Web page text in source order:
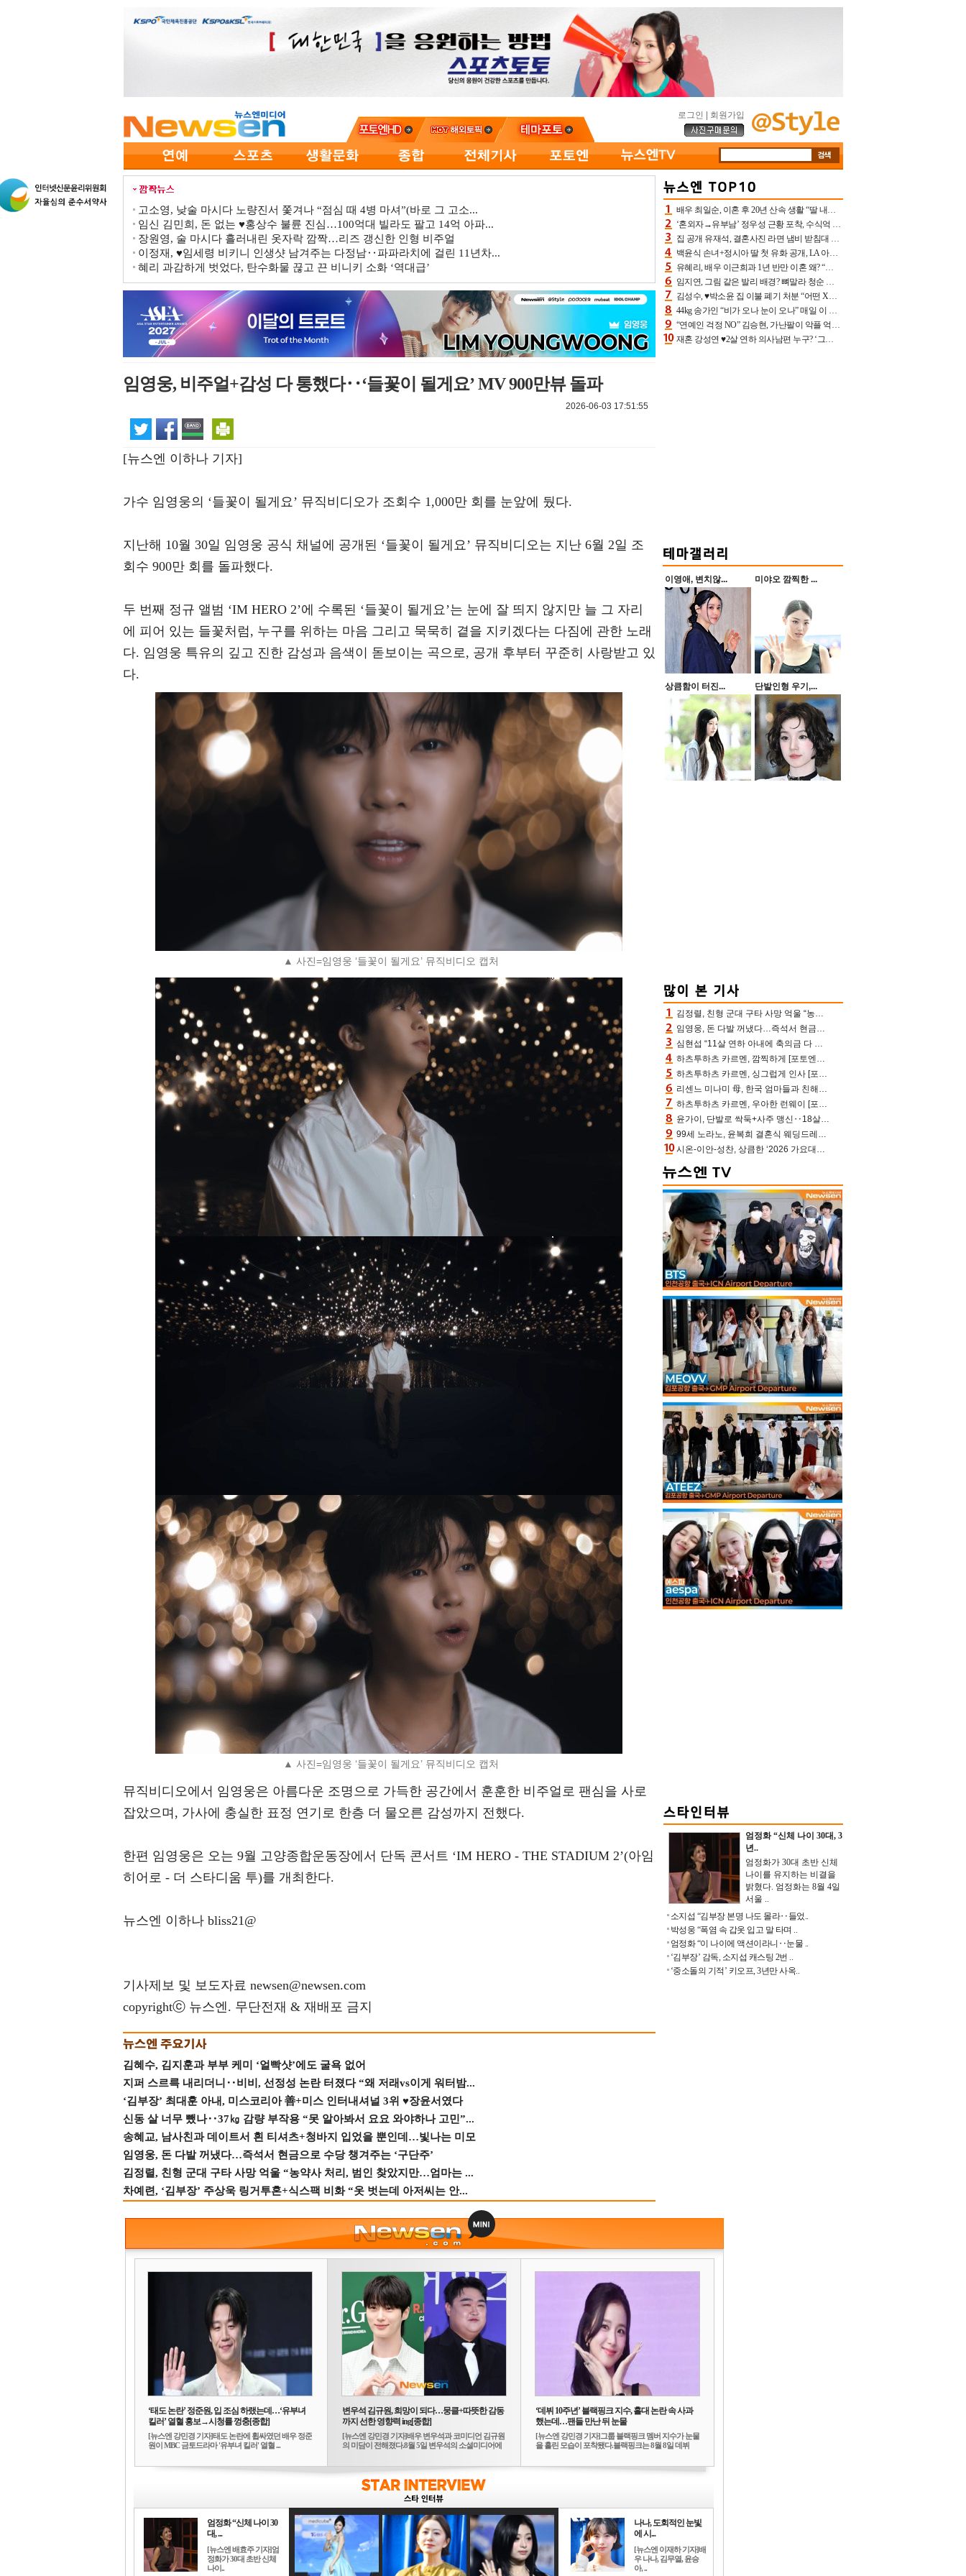
로그인 회원가입
고소영, 낮술 마시다 노량진서 쫓겨나 “점심 때 4병 마셔”(바로 그 고소...
임신 김민희, 돈 없는 ♥홍상수 불륜 진심…100억대 빌라도 팔고 14억 아파...
장원영, 술 마시다 흘러내린 옷자락 깜짝…리즈 갱신한 인형 비주얼
이정재, ♥임세령 비키니 인생샷 남겨주는 다정남‥파파라치에 걸린 11년차...
혜리 과감하게 벗었다, 탄수화물 끊고 끈 비니키 소화 ‘역대급’
임영웅, 비주얼+감성 다 통했다‥‘들꽃이 될게요’ MV 900만뷰 돌파
2026-06-03 17:51:55
[뉴스엔 이하나 기자]
가수 임영웅의 ‘들꽃이 될게요’ 뮤직비디오가 조회수 1,000만 회를 눈앞에 뒀다.
지난해 10월 30일 임영웅 공식 채널에 공개된 ‘들꽃이 될게요’ 뮤직비디오는 지난 6월 2일 조
회수 900만 회를 돌파했다.
두 번째 정규 앨범 ‘IM HERO 2’에 수록된 ‘들꽃이 될게요’는 눈에 잘 띄지 않지만 늘 그 자리
에 피어 있는 들꽃처럼, 누구를 위하는 마음 그리고 묵묵히 곁을 지키겠다는 다짐에 관한 노래
다. 임영웅 특유의 깊고 진한 감성과 음색이 돋보이는 곡으로, 공개 후부터 꾸준히 사랑받고 있
다.
▲ 사진=임영웅 ‘들꽃이 될게요’ 뮤직비디오 캡처
▲ 사진=임영웅 ‘들꽃이 될게요’ 뮤직비디오 캡처
뮤직비디오에서 임영웅은 아름다운 조명으로 가득한 공간에서 훈훈한 비주얼로 팬심을 사로
잡았으며, 가사에 충실한 표정 연기로 한층 더 물오른 감성까지 전했다.
한편 임영웅은 오는 9월 고양종합운동장에서 단독 콘서트 ‘IM HERO - THE STADIUM 2’(아임
히어로 - 더 스타디움 투)를 개최한다.
뉴스엔 이하나 bliss21@
기사제보 및 보도자료 newsen@newsen.com
copyrightⓒ 뉴스엔. 무단전재 & 재배포 금지
김혜수, 김지훈과 부부 케미 ‘얼빡샷’에도 굴욕 없어
지퍼 스르륵 내리더니‥비비, 선정성 논란 터졌다 “왜 저래vs이게 워터밤...
‘김부장’ 최대훈 아내, 미스코리아 善+미스 인터내셔널 3위 ♥장윤서였다
신동 살 너무 뺐나‥37㎏ 감량 부작용 “못 알아봐서 요요 와야하나 고민”...
송혜교, 남사친과 데이트서 흰 티셔츠+청바지 입었을 뿐인데…빛나는 미모
임영웅, 돈 다발 꺼냈다…즉석서 현금으로 수당 챙겨주는 ‘구단주’
김정렬, 친형 군대 구타 사망 억울 “농약사 처리, 범인 찾았지만…엄마는 ...
차예련, ‘김부장’ 주상욱 링거투혼+식스팩 비화 “옷 벗는데 아저씨는 안...
배우 최일순, 이혼 후 20년 산속 생활 “딸 내가 버렸다고 원망‥맘 아파”(특종)[어제TV]
‘혼외자→유부남’ 정우성 근황 포착, 수식억 해킹 피해 후배 만났다 “존경하는”
집 공개 유재석, 결혼사진 라면 냄비 받침대 되고 분노‥가족사진도 피해(놀뭐)[어제TV]
백윤식 손녀+정시아 딸 첫 유화 공개, LA 아트쇼→서울국제조각페스타 작가다운 수준급 실력
유혜리, 배우 이근희과 1년 반만 이혼 왜? “식칼 꽂고 의자 던져” 충격 폭로(특종)[어제TV]
임지연, 그림 같은 발리 배경? 뼈말라 청순 비키니 핏에 상대 안 되네
김성수, ♥박소윤 집 이불 폐기 처분 “어떤 X이랑 썼을지 몰라” 질투(신랑수업2)[어제TV]
44kg 송가인 “비가 오나 눈이 오나” 매일 이 운동, 허벅지 근육량 상승+체지방 감소
“연예인 걱정 NO” 김승현, 가난팔이 악플 억울할만‥아내+딸과 日 여행
재혼 강성연 ♥2살 연하 의사남편 누구? ‘그알’ 자문의에 훈남 비주얼 초엘리트 스펙 [종합]
이영애, 변치않... 미야오 깜찍한 ...
상큼함이 터진... 단발인형 우기,...
김정렬, 친형 군대 구타 사망 억울 “농약사 처리, 범인 찾았지만…엄마는 이미 치매”(데이앤나잇)
임영웅, 돈 다발 꺼냈다…즉석서 현금으로 수당 챙겨주는 ‘구단주’
심현섭 “11살 연하 아내에 축의금 다 뺏겨, 집도 아내 명의” (동치미)[결정적장면]
하츠투하츠 카르멘, 깜찍하게 [포토엔HD]
하츠투하츠 카르멘, 싱그럽게 인사 [포토엔HD]
리센느 미나미 母, 한국 엄마들과 친해진 비결=BTS “최애 정국 얘기로 통해”(전참시)
하츠투하츠 카르멘, 우아한 런웨이 [포토엔HD]
윤가이, 단발로 싹둑+사주 맹신‥18살 연상 ♥장기하 반한 엉뚱·열정 매력(전참시)
99세 노라노, 윤복희 결혼식 웨딩드레스 제작자였다…극찬 세례
시온-이안-성찬, 상큼한 ‘2026 가요대전 썸머’ MC [포토엔HD]
엄정화 “신체 나이 30대, 3
년..
엄정화가 30대 초반 신체
나이를 유지하는 비결을
밝혔다. 엄정화는 8월 4일
서울 ..
소지섭 “김부장 본명 나도 몰라‥들었..
박성웅 “폭염 속 갑옷 입고 말 타며 ..
엄정화 “이 나이에 액션이라니‥눈물 ..
‘김부장’ 감독, 소지섭 캐스팅 2번 ..
‘중소돌의 기적’ 키오프, 3년만 사옥..
‘태도 논란’ 정준원, 입 조심 하랬는데…‘유부녀
킬러’ 열혈 홍보→시청률 껑충[종합]
[뉴스엔 강민경 기자]태도 논란에 휩싸였던 배우 정준
원이 MBC 금토드라마 '유부녀 킬러' 열혈 ...
변우석 김규원, 희망이 되다…뭉클+따뜻한 감동
까지 선한 영향력 ing[종합]
[뉴스엔 강민경 기자]배우 변우석과 코미디언 김규원
의 미담이 전해졌다.8월 5일 변우석의 소셜미디어에
‘데뷔 10주년’ 블랙핑크 지수, 홀대 논란 속 사과
했는데…팬들 만난 뒤 눈물
[뉴스엔 강민경 기자]그룹 블랙핑크 멤버 지수가 눈물
을 흘린 모습이 포착됐다.블랙핑크는 8월 8일 데뷔
엄정화 “신체 나이 30
대, ...
[뉴스엔 배효주 기자]엄
정화가 30대 초반 신체
나이..
나나, 도회적인 눈빛
에 시...
[뉴스엔 이재하 기자]배
우 나나, 김무열, 윤승
아, ..